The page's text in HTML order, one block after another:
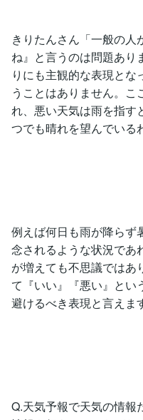
きりたんさん「一般の
ね』と言うのは問題あり
りにも主観的な表現と
うことはありません。
れ、悪い天気は雨を指す
つでも晴れを望んでいる
例えば何日も雨が降らず
念されるような状況であ
が増えても不思議ではあ
て『いい』『悪い』とい
避けるべき表現と言えま
Q.天気予報で天気の情報